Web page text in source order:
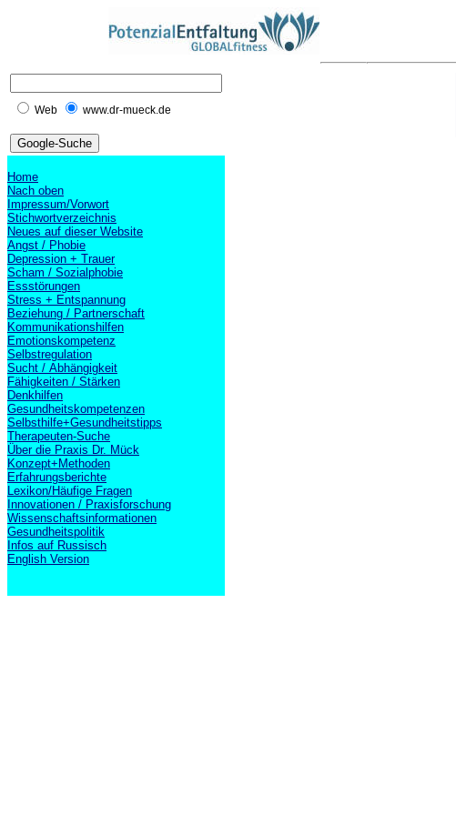
Web www.dr-mueck.de
Home
Nach oben
Impressum/Vorwort
Stichwortverzeichnis
Neues auf dieser Website
Angst / Phobie
Depression + Trauer
Scham / Sozialphobie
Essstörungen
Stress + Entspannung
Beziehung / Partnerschaft
Kommunikationshilfen
Emotionskompetenz
Selbstregulation
Sucht / Abhängigkeit
Fähigkeiten / Stärken
Denkhilfen
Gesundheitskompetenzen
Selbsthilfe+Gesundheitstipps
Therapeuten-Suche
Über die Praxis Dr. Mück
Konzept+Methoden
Erfahrungsberichte
Lexikon/Häufige Fragen
Innovationen / Praxisforschung
Wissenschaftsinformationen
Gesundheitspolitik
Infos auf Russisch
English Version